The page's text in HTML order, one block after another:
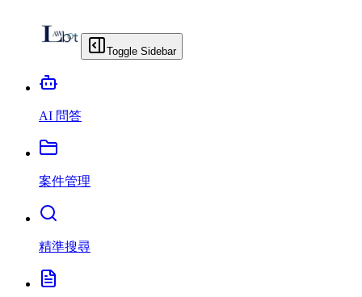
Toggle Sidebar
AI 問答
案件管理
精準搜尋